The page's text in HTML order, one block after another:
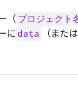
（ プロジェク
に data （または